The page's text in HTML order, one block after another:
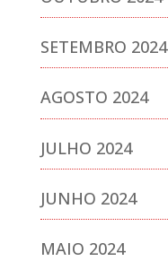
SETEMBRO 2024
AGOSTO 2024
JULHO 2024
JUNHO 2024
MAIO 2024